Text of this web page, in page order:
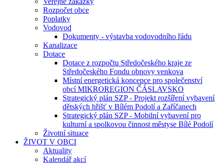
Rozpočet obce
Poplatky
Vodovod
Dokumenty - výstavba vodovodního řádu
Kanalizace
Dotace
Dotace z rozpočtu Středočeského kraje ze
Středočeského Fondu obnovy venkova
Místní energetická koncepce pro společenství
obcí MIKROREGION ČÁSLAVSKO
Strategický plán SZP - Projekt rozšíření vybavení
dětských hřišť v Bílém Podolí a Zaříčanech
Strategický plán SZP - Mobilní vybavení pro
kulturní a spolkovou činnost městyse Bílé Podolí
Životní situace
ŽIVOT V OBCI
Aktuality
Kalendář akcí